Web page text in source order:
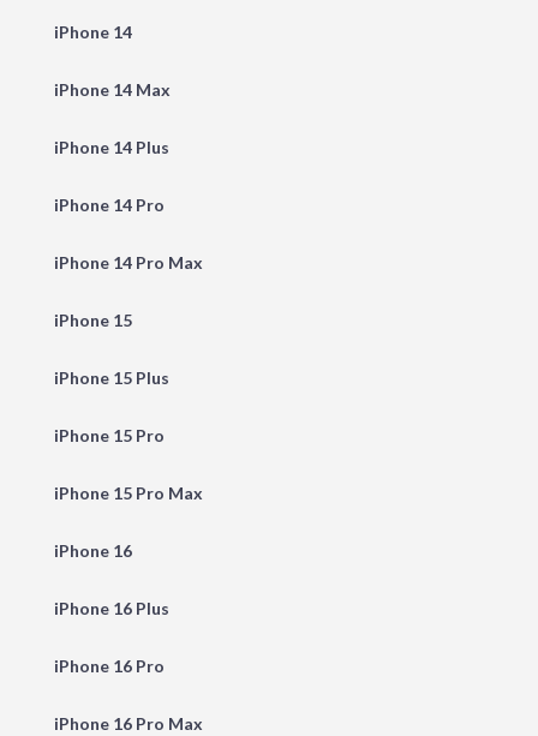
iPhone 14
iPhone 14 Max
iPhone 14 Plus
iPhone 14 Pro
iPhone 14 Pro Max
iPhone 15
iPhone 15 Plus
iPhone 15 Pro
iPhone 15 Pro Max
iPhone 16
iPhone 16 Plus
iPhone 16 Pro
iPhone 16 Pro Max